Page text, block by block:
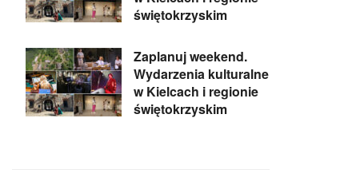
świętokrzyskim
Zaplanuj weekend.
Wydarzenia kulturalne
w Kielcach i regionie
świętokrzyskim